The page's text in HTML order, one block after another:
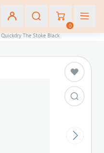
0
Quickdry The Stoke Black